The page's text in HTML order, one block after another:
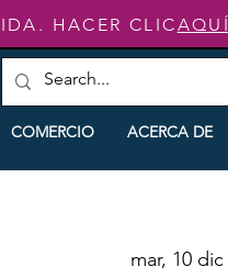
HACER CLICAQUÍ
COMERCIO ACERCA DE
mar, 10 dic